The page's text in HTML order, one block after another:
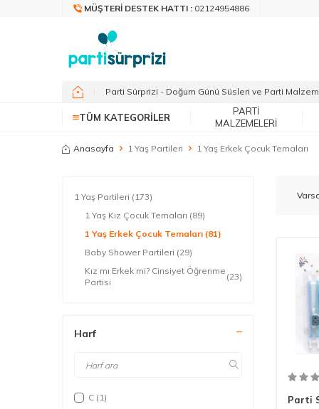
MÜŞTERI DESTEK HATTI : 02124954886
Parti Sürprizi - Doğum Günü Süsleri ve Parti
TÜM KATEGORILER
PARTI
MALZEMELERI
Anasayfa 1 Yaş Partileri 1 Yaş Erkek Çocuk Temaları
1 Yaş Partileri (173)
1 Yaş Kız Çocuk Temaları (89)
1 Yaş Erkek Çocuk Temaları (81)
Baby Shower Partileri (29)
Kız mı Erkek mi? Cinsiyet Öğrenme
Partisi
(23)
Harf
C (1)
Parti